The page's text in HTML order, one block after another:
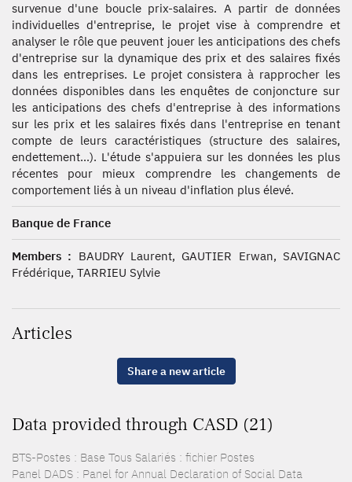
survenue d'une boucle prix-salaires. A partir de données
individuelles d'entreprise, le projet vise à comprendre et
analyser le rôle que peuvent jouer les anticipations des chefs
d'entreprise sur la dynamique des prix et des salaires fixés
dans les entreprises. Le projet consistera à rapprocher les
données disponibles dans les enquêtes de conjoncture sur
les anticipations des chefs d'entreprise à des informations
sur les prix et les salaires fixés dans l'entreprise en tenant
compte de leurs caractéristiques (structure des salaires,
endettement...). L'étude s'appuiera sur les données les plus
récentes pour mieux comprendre les changements de
comportement liés à un niveau d'inflation plus élevé.
Banque de France
Members : BAUDRY Laurent, GAUTIER Erwan, SAVIGNAC
Frédérique, TARRIEU Sylvie
Articles
Share a new article
Data provided through CASD (21)
BTS-Postes : Base Tous Salariés : fichier Postes
Panel DADS : Panel for Annual Declaration of Social Data